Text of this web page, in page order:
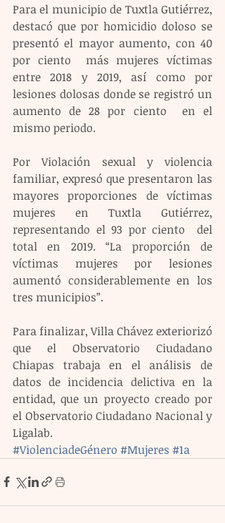
Para el municipio de Tuxtla Gutiérrez,
destacó que por homicidio doloso se
presentó el mayor aumento, con 40
por ciento  más mujeres víctimas
entre 2018 y 2019, así como por
lesiones dolosas donde se registró un
aumento de 28 por ciento  en el
mismo periodo.
Por Violación sexual y violencia
familiar, expresó que presentaron las
mayores proporciones de víctimas
mujeres en Tuxtla Gutiérrez,
representando el 93 por ciento  del
total en 2019. “La proporción de
víctimas mujeres por lesiones
aumentó considerablemente en los
tres municipios”.
Para finalizar, Villa Chávez exteriorizó
que el Observatorio Ciudadano
Chiapas trabaja en el análisis de
datos de incidencia delictiva en la
entidad, que un proyecto creado por
el Observatorio Ciudadano Nacional y
Ligalab.
#ViolenciadeGénero #Mujeres #1a